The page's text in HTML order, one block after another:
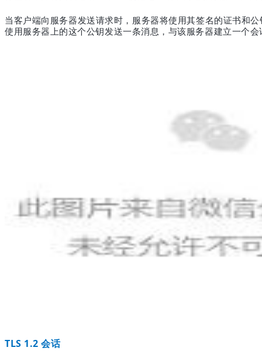
当客户端向服务器发送请求时，服务器将使用其签名的证书和
使用服务器上的这个公钥发送一条消息，与该服务器建立一
TLS 1.2会话